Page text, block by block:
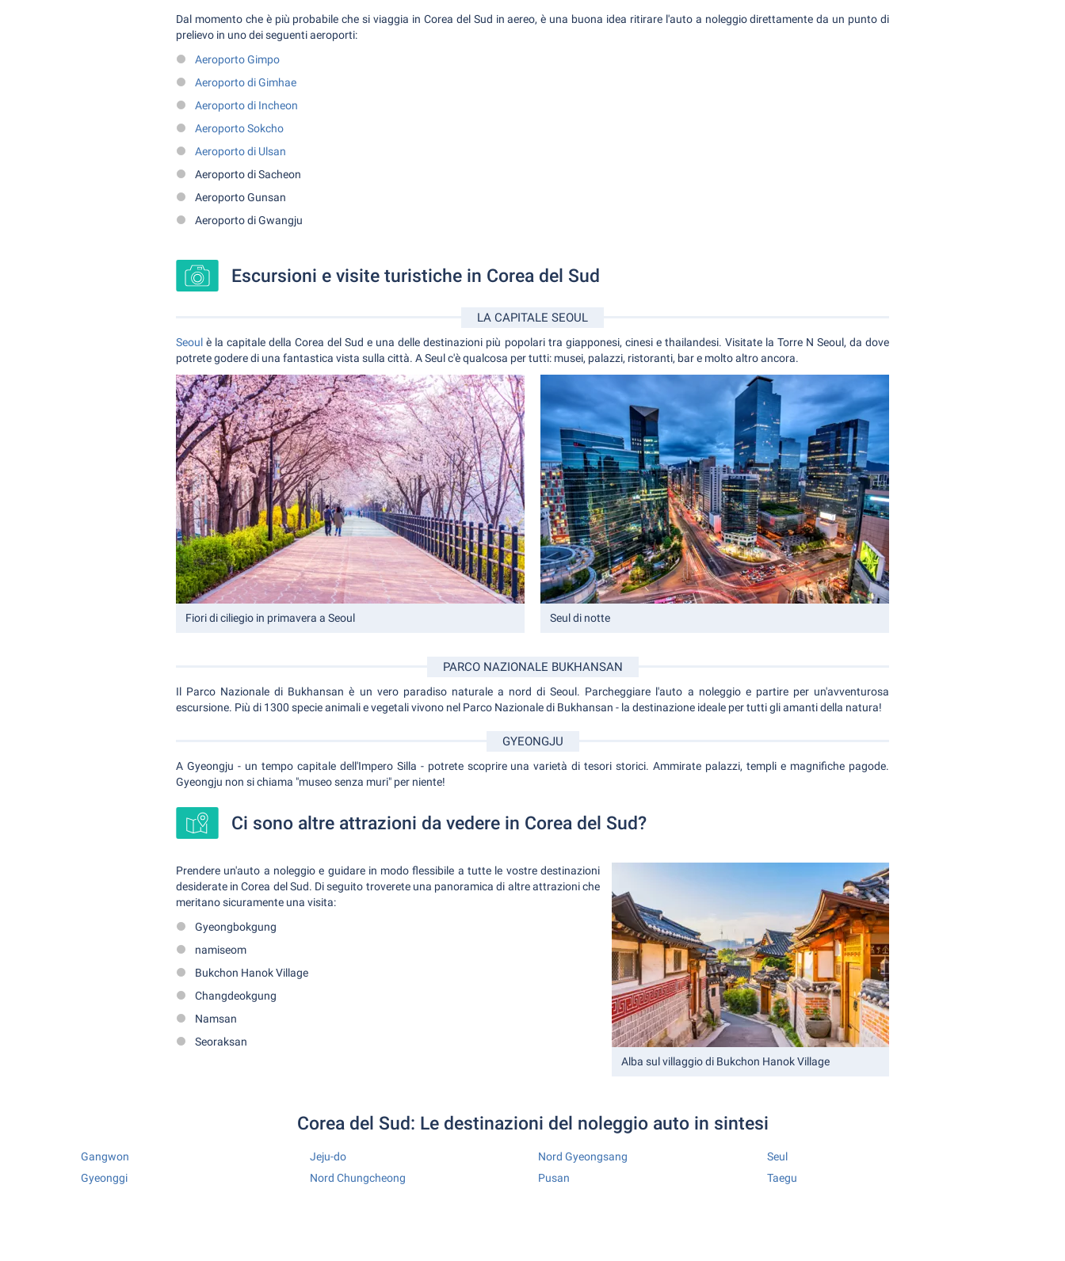
Dal momento che è più probabile che si viaggia in Corea del Sud in aereo, è una buona idea ritirare l'auto a noleggio direttamente da un punto di
prelievo in uno dei seguenti aeroporti:
Aeroporto Gimpo
Aeroporto di Gimhae
Aeroporto di Incheon
Aeroporto Sokcho
Aeroporto di Ulsan
Aeroporto di Sacheon
Aeroporto Gunsan
Aeroporto di Gwangju
Escursioni e visite turistiche in Corea del Sud
LA CAPITALE SEOUL
Seoul è la capitale della Corea del Sud e una delle destinazioni più popolari tra giapponesi, cinesi e thailandesi. Visitate la Torre N Seoul, da dove
potrete godere di una fantastica vista sulla città. A Seul c'è qualcosa per tutti: musei, palazzi, ristoranti, bar e molto altro ancora.
Fiori di ciliegio in primavera a Seoul Seul di notte
PARCO NAZIONALE BUKHANSAN
Il Parco Nazionale di Bukhansan è un vero paradiso naturale a nord di Seoul. Parcheggiare l'auto a noleggio e partire per un'avventurosa
escursione. Più di 1300 specie animali e vegetali vivono nel Parco Nazionale di Bukhansan - la destinazione ideale per tutti gli amanti della natura!
GYEONGJU
A Gyeongju - un tempo capitale dell'Impero Silla - potrete scoprire una varietà di tesori storici. Ammirate palazzi, templi e magnifiche pagode.
Gyeongju non si chiama "museo senza muri" per niente!
Ci sono altre attrazioni da vedere in Corea del Sud?
Alba sul villaggio di Bukchon Hanok Village
Prendere un'auto a noleggio e guidare in modo flessibile a tutte le vostre destinazioni
desiderate in Corea del Sud. Di seguito troverete una panoramica di altre attrazioni che
meritano sicuramente una visita:
Gyeongbokgung
namiseom
Bukchon Hanok Village
Changdeokgung
Namsan
Seoraksan
Corea del Sud: Le destinazioni del noleggio auto in sintesi
Gangwon
Gyeonggi
Jeju-do
Nord Chungcheong
Nord Gyeongsang
Pusan
Seul
Taegu